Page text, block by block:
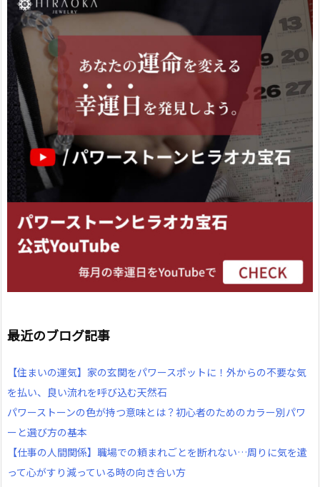
最近のブログ記事
【住まいの運気】家の玄関をパワースポットに！外からの不要な気
を払い、良い流れを呼び込む天然石
パワーストーンの色が持つ意味とは？初心者のためのカラー別パワ
ーと選び方の基本
【仕事の人間関係】職場での頼まれごとを断れない…周りに気を遣
って心がすり減っている時の向き合い方